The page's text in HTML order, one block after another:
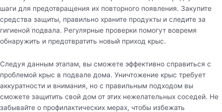
шаги для предотвращения их повторного появления. Закупите
средства защиты, правильно храните продукты и следите за
гигиеной подвала. Регулярные проверки помогут вовремя
обнаружить и предотвратить новый приход крыс.
Следуя данным этапам, вы сможете эффективно справиться с
проблемой крыс в подвале дома. Уничтожение крыс требует
аккуратности и внимания, но с правильным подходом вы
сможете защитить свой дом от этих нежелательных соседей. Не
забывайте о профилактических мерах, чтобы избежать